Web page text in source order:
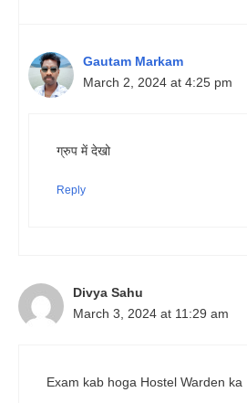
Gautam Markam
March 2, 2024 at 4:25 pm
ग्रुप में देखो
Reply
Divya Sahu
March 3, 2024 at 11:29 am
Exam kab hoga Hostel Warden ka